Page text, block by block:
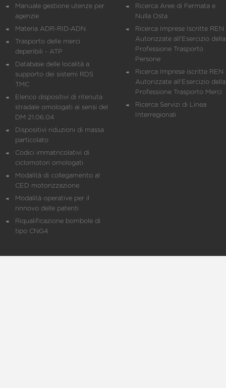
Manuale gestione utenze per
agenzie
Materia ADR-RID-ADN
Trasporto delle merci
deperibili - ATP
Database delle località a
supporto dei sistemi RDS
TMC
Elenco dispositivi di ritenuta
stradale omologati ai sensi del
DM 21.06.04
Dispositivi riduzioni di massa
particolato
Codici immatricolativi di
ciclomotori omologati
Modalità di collegamento al
CED motorizzazione
Modalità operative per il
rinnovo delle patenti
Riqualificazione bombole di
tipo CNG4
Ricerca Aree di Fermata e
Nulla Osta
Ricerca Imprese Iscritte REN
Autorizzate all'Esercizio della
Professione Trasporto
Persone
Ricerca Imprese iscritte REN
Autorizzate all'Esercizio della
Professione Trasporto Merci
Ricerca Servizi di Linea
Interregionali